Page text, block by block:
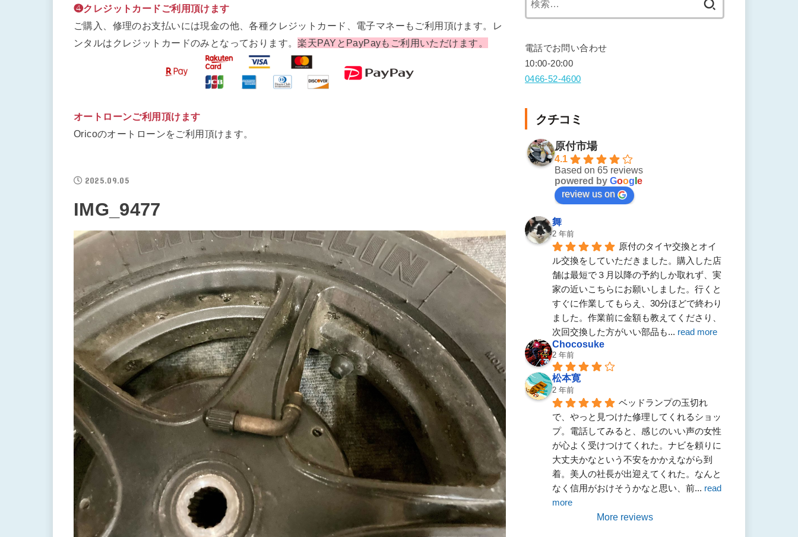
❹クレジットカードご利用頂けます
ご購入、修理のお支払いには現金の他、各種クレジットカード、電子マネーもご利用頂けます。レ
ンタルはクレジットカードのみとなっております。楽天PAYとPayPayもご利用いただけます。
オートローンご利用頂けます
Oricoのオートローンをご利用頂けます。
2025.09.05
IMG_9477
電話でお問い合わせ
10:00-20:00
0466-52-4600
クチコミ
原付市場
4.1
Based on 65 reviews
powered by Goog e
review us on
舞
2 年前
原付のタイヤ交換とオイ
ル交換をしていただきました。購入した店
舗は最短で３月以降の予約しか取れず、実
家の近いこちらにお願いしました。行くと
すぐに作業してもらえ、30分ほどで終わり
ました。作業前に金額も教えてくださり、
次回交換した方がいい部品も... read more
Chocosuke
2 年前
松本寛
2 年前
ベッドランプの玉切れ
で、やっと見つけた修理してくれるショッ
プ。電話してみると、感じのいい声の女性
が心よく受けつけてくれた。ナビを頼りに
大丈夫かなという不安をかかえながら到
着。美人の社長が出迎えてくれた。なんと
なく信用がおけそうかなと思い、前... read
more
More reviews